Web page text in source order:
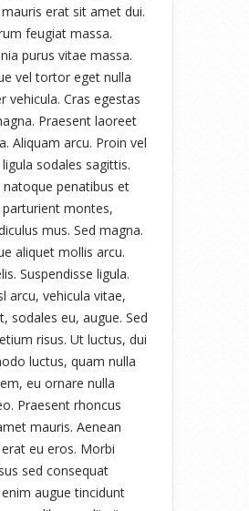
erat sit amet dui.
feugiat massa.
purus vitae massa.
vel tortor eget nulla
vehicula. Cras egestas
Praesent laoreet
Aliquam arcu. Proin vel
sodales sagittis.
natoque penatibus et
montes,
mus. Sed magna.
aliquet mollis arcu.
Suspendisse ligula.
arcu, vehicula vitae,
sodales eu, augue. Sed
risus. Ut luctus, dui
luctus, quam nulla
eu ornare nulla
Praesent rhoncus
mauris. Aenean
eu eros. Morbi
sed consequat
augue tincidunt